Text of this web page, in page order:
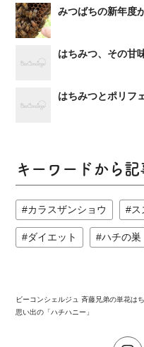
みつばちの新年度
はちみつ、その甘
はちみつとポリフ
キーワードから
カラスザンショウ ス
ダイエット ハチの巣
ビーコンシェルジュ 斉藤兄弟の単花は
思い出の「ハチハニー」